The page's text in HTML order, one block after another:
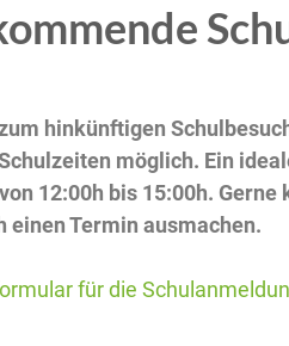
hinkünftigen
möglich. Ein
12:00h bis 15:00h. Gerne
einen Termin ausmachen.
für die